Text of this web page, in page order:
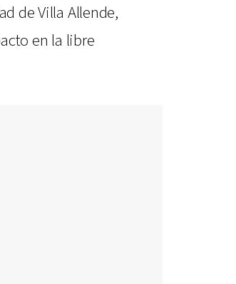
de Villa Allende,
en la libre